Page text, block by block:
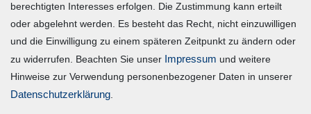
Login
Vertrag widerrufen
Unternehmen
berechtigten Interesses erfolgen. Die Zustimmung kann erteilt
oder abgelehnt werden. Es besteht das Recht, nicht einzuwilligen
und die Einwilligung zu einem späteren Zeitpunkt zu ändern oder
zu widerrufen. Beachten Sie unser Impressum und weitere
Hinweise zur Verwendung personenbezogener Daten in unserer
Daten­schutz­erklärung